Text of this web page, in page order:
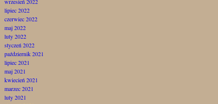
lipiec 2022
czerwiec 2022
maj 2022
luty 2022
styczeń 2022
październik 2021
lipiec 2021
maj 2021
kwiecień 2021
marzec 2021
luty 2021